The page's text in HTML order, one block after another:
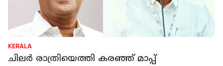
KERALA
ചിലർ രാത്രിയെത്തി കരഞ്ഞ് മാപ്പ്